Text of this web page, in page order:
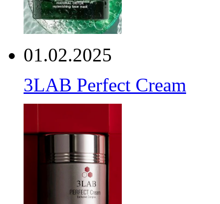
01.02.2025
3LAB Perfect Cream